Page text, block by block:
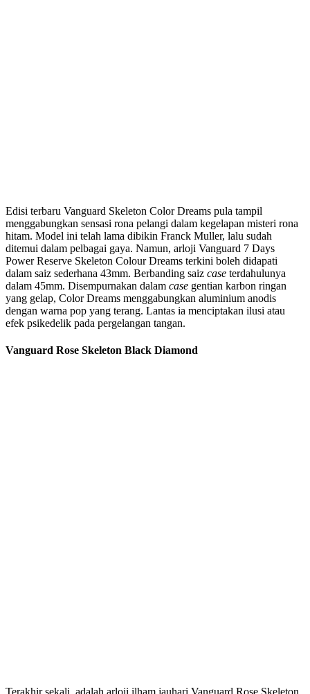
Edisi terbaru Vanguard Skeleton Color Dreams pula tampil
menggabungkan sensasi rona pelangi dalam kegelapan misteri rona
hitam. Model ini telah lama dibikin Franck Muller, lalu sudah
ditemui dalam pelbagai gaya. Namun, arloji Vanguard 7 Days
Power Reserve Skeleton Colour Dreams terkini boleh didapati
dalam saiz sederhana 43mm. Berbanding saiz case terdahulunya
dalam 45mm. Disempurnakan dalam case gentian karbon ringan
yang gelap, Color Dreams menggabungkan aluminium anodis
dengan warna pop yang terang. Lantas ia menciptakan ilusi atau
efek psikedelik pada pergelangan tangan.
Vanguard Rose Skeleton Black Diamond